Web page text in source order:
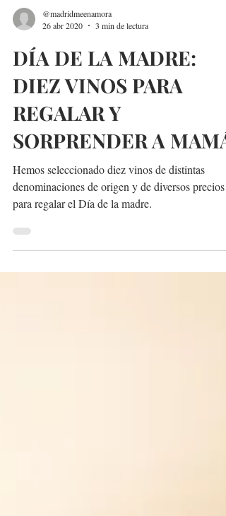
DÍA DE LA MADRE:
DIEZ VINOS PARA
REGALAR Y
SORPRENDER A MAMÁ
Hemos seleccionado diez vinos de distintas
denominaciones de origen y de diversos precios
para regalar el Día de la madre.